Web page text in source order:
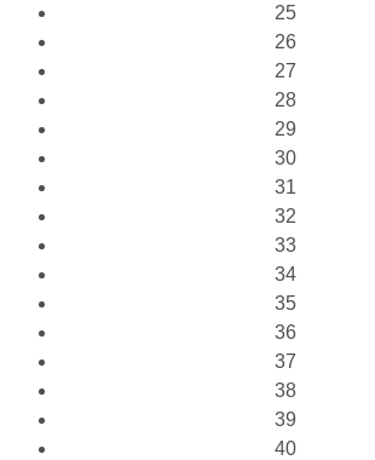
25
26
27
28
29
30
31
32
33
34
35
36
37
38
39
40